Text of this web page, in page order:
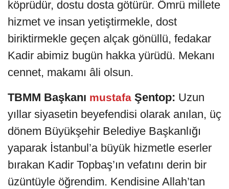
köprüdür, dostu dosta götürür. Ömrü millete
hizmet ve insan yetiştirmekle, dost
biriktirmekle geçen alçak gönüllü, fedakar
Kadir abimiz bugün hakka yürüdü. Mekanı
cennet, makamı âli olsun.
TBMM Başkanı mustafa Şentop: Uzun
yıllar siyasetin beyefendisi olarak anılan, üç
dönem Büyükşehir Belediye Başkanlığı
yaparak İstanbul’a büyük hizmetle eserler
bırakan Kadir Topbaş’ın vefatını derin bir
üzüntüyle öğrendim. Kendisine Allah’tan